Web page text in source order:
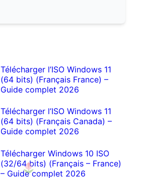
Télécharger l’ISO Windows 11
(64 bits) (Français France) –
Guide complet 2026
Télécharger l’ISO Windows 11
(64 bits) (Français Canada) –
Guide complet 2026
Télécharger Windows 10 ISO
(32/64 bits) (Français – France)
– Guide complet 2026